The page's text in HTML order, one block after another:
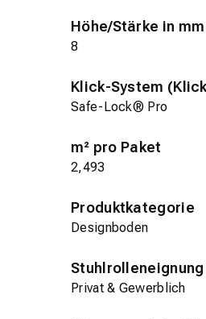
Höhe/Stärke in mm
8
Klick-System
Safe-Lock® Pro
m² pro Paket
2,493
Produktkategorie
Designboden
Stuhlrolleneignung
Privat & Gewerblich